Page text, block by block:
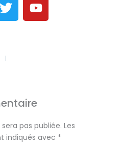
w
i
t
e
o
u
pas publiée. Les
indiqués avec *